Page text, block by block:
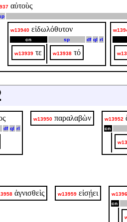
αὐτοὺς
w13940 εἰδωλόθυτον
cn sp df ql rl
w13939 τε w13938 τό
df ql rl
w13950 παραλαβὼν w13952
cn
ἁγνισθεὶς w13959 εἰσῄει
cn